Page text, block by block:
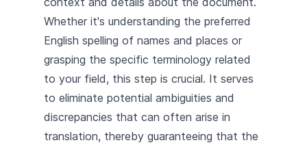
Whether it's understanding the preferred
English spelling of names and places or
grasping the specific terminology related
to your field, this step is crucial. It serves
to eliminate potential ambiguities and
discrepancies that can often arise in
translation, thereby guaranteeing that the